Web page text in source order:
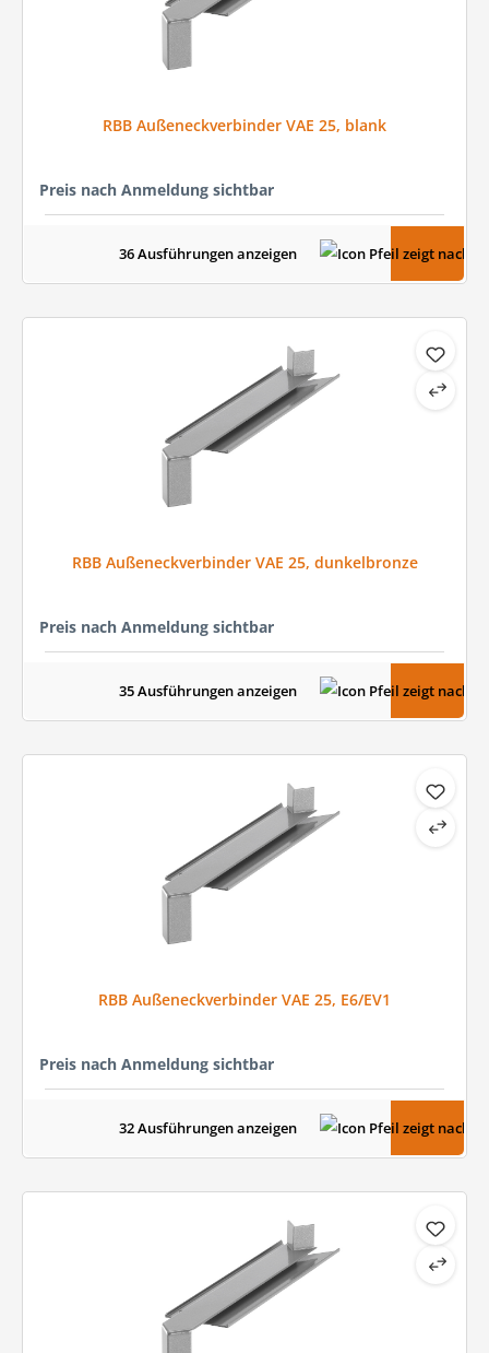
RBB Außeneckverbinder VAE 25, blank
Preis nach Anmeldung sichtbar
36 Ausführungen anzeigen
RBB Außeneckverbinder VAE 25, dunkelbronze
Preis nach Anmeldung sichtbar
35 Ausführungen anzeigen
RBB Außeneckverbinder VAE 25, E6/EV1
Preis nach Anmeldung sichtbar
32 Ausführungen anzeigen